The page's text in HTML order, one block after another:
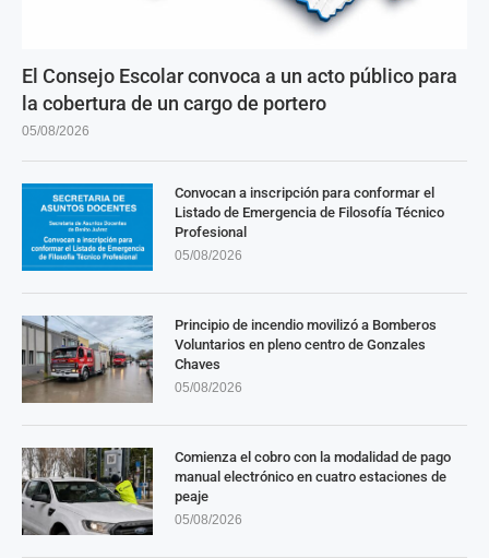
El Consejo Escolar convoca a un acto público para
la cobertura de un cargo de portero
05/08/2026
Convocan a inscripción para conformar el
Listado de Emergencia de Filosofía Técnico
Profesional
05/08/2026
Principio de incendio movilizó a Bomberos
Voluntarios en pleno centro de Gonzales
Chaves
05/08/2026
Comienza el cobro con la modalidad de pago
manual electrónico en cuatro estaciones de
peaje
05/08/2026